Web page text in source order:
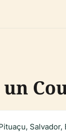
un
Salvador,